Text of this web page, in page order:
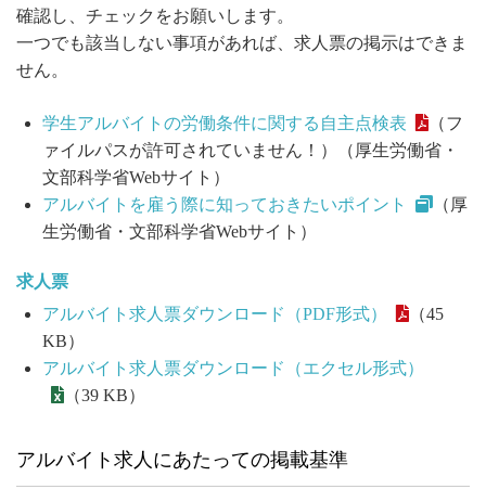
確認し、チェックをお願いします。
一つでも該当しない事項があれば、求人票の掲示はできま
せん。
学生アルバイトの労働条件に関する自主点検表
（フ
ァイルパスが許可されていません！）（厚生労働省・
文部科学省Webサイト）
アルバイトを雇う際に知っておきたいポイント
（厚
生労働省・文部科学省Webサイト）
求人票
アルバイト求人票ダウンロード（PDF形式）
（45
KB）
アルバイト求人票ダウンロード（エクセル形式）
（39 KB）
アルバイト求人にあたっての掲載基準